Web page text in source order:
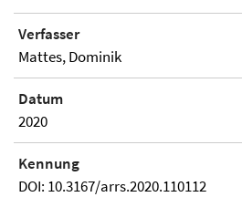
Verfasser
Mattes, Dominik
Datum
2020
Kennung
DOI: 10.3167/arrs.2020.110112